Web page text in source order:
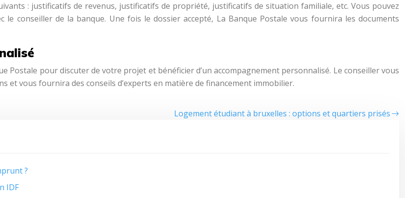
: justificatifs de revenus, justificatifs de propriété, justificatifs de situation familiale, etc. Vous pouvez
conseiller de la banque. Une fois le dossier accepté, La Banque Postale vous fournira les documents
Postale pour discuter de votre projet et bénéficier d’un accompagnement personnalisé. Le conseiller vous
et vous fournira des conseils d’experts en matière de financement immobilier.
Logement étudiant à bruxelles : options et quartiers prisés
?
IDF